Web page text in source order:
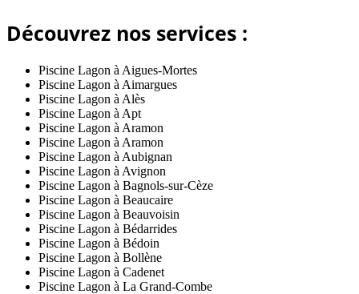
Découvrez nos services :
Piscine Lagon à Aigues-Mortes
Piscine Lagon à Aimargues
Piscine Lagon à Alès
Piscine Lagon à Apt
Piscine Lagon à Aramon
Piscine Lagon à Aramon
Piscine Lagon à Aubignan
Piscine Lagon à Avignon
Piscine Lagon à Bagnols-sur-Cèze
Piscine Lagon à Beaucaire
Piscine Lagon à Beauvoisin
Piscine Lagon à Bédarrides
Piscine Lagon à Bédoin
Piscine Lagon à Bollène
Piscine Lagon à Cadenet
Piscine Lagon à La Grand-Combe